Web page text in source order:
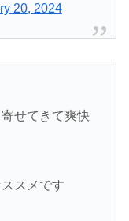
20, 2024
せてきて爽快
スメです